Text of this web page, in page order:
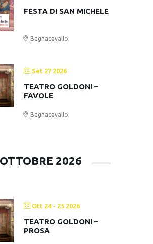
FESTA DI SAN MICHELE
Bagnacavallo
Set 27 2026
TEATRO GOLDONI –
FAVOLE
Bagnacavallo
OTTOBRE 2026
Ott 24 - 25 2026
TEATRO GOLDONI –
PROSA